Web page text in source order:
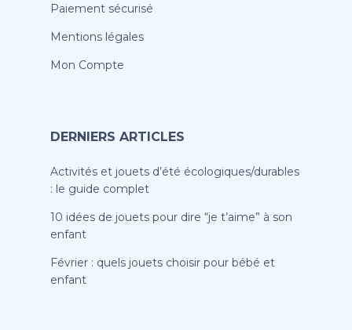
Paiement sécurisé
Mentions légales
Mon Compte
DERNIERS ARTICLES
Activités et jouets d’été écologiques/durables
: le guide complet
10 idées de jouets pour dire “je t’aime” à son
enfant
Février : quels jouets choisir pour bébé et
enfant